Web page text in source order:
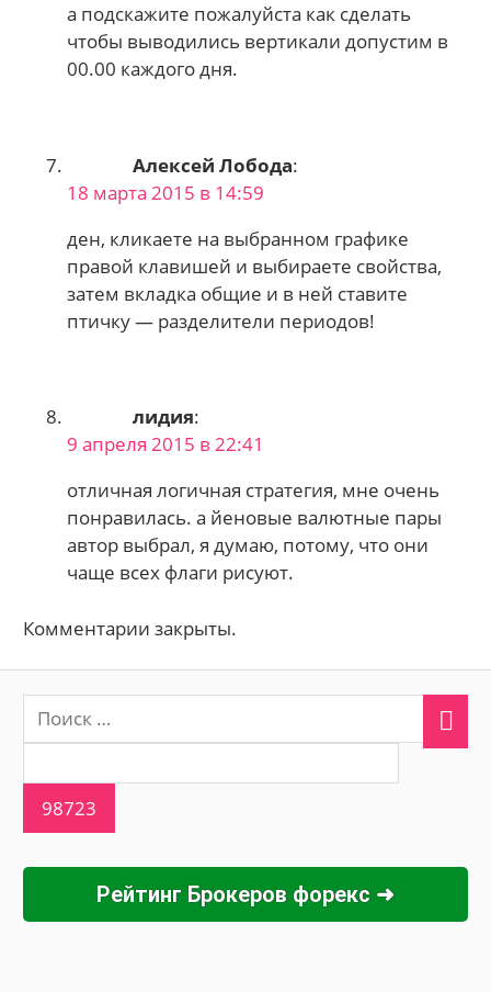
а подскажите пожалуйста как сделать
чтобы выводились вертикали допустим в
00.00 каждого дня.
Алексей Лобода:
18 марта 2015 в 14:59
ден, кликаете на выбранном графике
правой клавишей и выбираете свойства,
затем вкладка общие и в ней ставите
птичку — разделители периодов!
лидия:
9 апреля 2015 в 22:41
отличная логичная стратегия, мне очень
понравилась. а йеновые валютные пары
автор выбрал, я думаю, потому, что они
чаще всех флаги рисуют.
Комментарии закрыты.
Рейтинг Брокеров форекс ➜